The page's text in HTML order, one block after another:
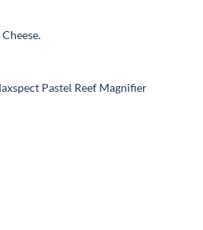
Pastel Reef Magnifier